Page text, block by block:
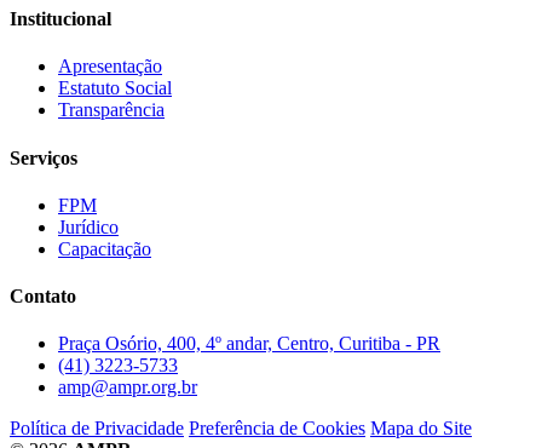
Institucional
Apresentação
Estatuto Social
Transparência
Serviços
FPM
Jurídico
Capacitação
Contato
Praça Osório, 400, 4º andar, Centro, Curitiba - PR
(41) 3223-5733
amp@ampr.org.br
Política de Privacidade Preferência de Cookies Mapa do Site